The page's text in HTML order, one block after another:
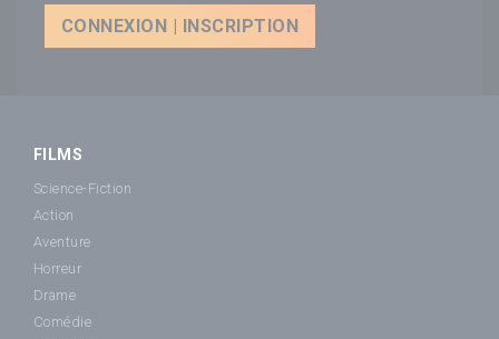
CONNEXION | INSCRIPTION
FILMS
Science-Fiction
Action
Aventure
Horreur
Drame
Comédie